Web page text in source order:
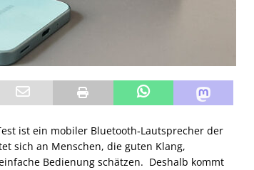
ist ein mobiler Bluetooth‑Lautsprecher der
sich an Menschen, die guten Klang,
Bedienung schätzen. Deshalb kommt